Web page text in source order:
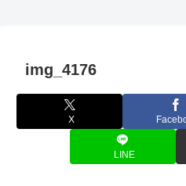
img_4176
X
LINE